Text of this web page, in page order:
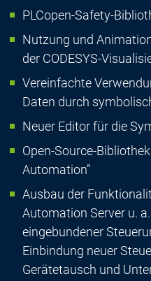
PLCopen-Safety-
Nutzung und
der CODESYS-
Vereinfachte
Daten durch
Neuer Editor für die
Open-Source-
Automation”
Ausbau der
Automation Server u.
eingebundener
Einbindung neuer
Gerätetausch und